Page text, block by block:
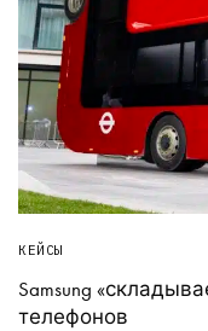
КЕЙСЫ
Samsung
телефонов